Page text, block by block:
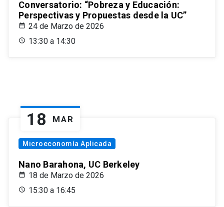
Conversatorio: “Pobreza y Educación:
Perspectivas y Propuestas desde la UC”
24 de Marzo de 2026
13:30 a 14:30
18 MAR
Microeconomía Aplicada
Nano Barahona, UC Berkeley
18 de Marzo de 2026
15:30 a 16:45